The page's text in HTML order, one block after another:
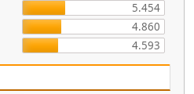
5.454
4.860
4.593